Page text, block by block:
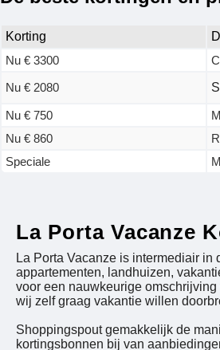
Korting
Nu € 3300
Nu € 2080
Nu € 750
Nu € 860
Speciale
La Porta Vacanze
La Porta Vacanze is intermediair
appartementen, landhuizen,
voor een nauwkeurige
wij zelf graag vakantie willen
Shoppingspout gemakkelijk de
kortingsbonnen bij van